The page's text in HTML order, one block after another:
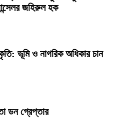
জহিরুল হক
ভূমি ও নাগরিক অধিকার চান
ডন গ্রেপ্তার